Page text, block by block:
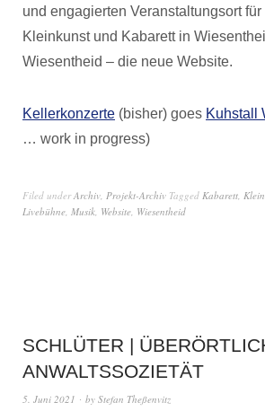
und engagierten Veranstaltungsort
Kleinkunst und Kabarett in
Wiesentheid – die neue Website.
Kellerkonzerte (bisher) goes Kuhstall
… work in progress)
Filed underArchiv, Projekt-Archiv Tagged Kabarett,
Livebühne, Musik, Website, Wiesentheid
SCHLÜTER |
ANWALTSSOZIETÄT
5. Juni 2021 by Stefan Theßenvitz